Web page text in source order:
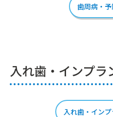
歯周病・
入れ歯・インプラ
入れ歯・イン